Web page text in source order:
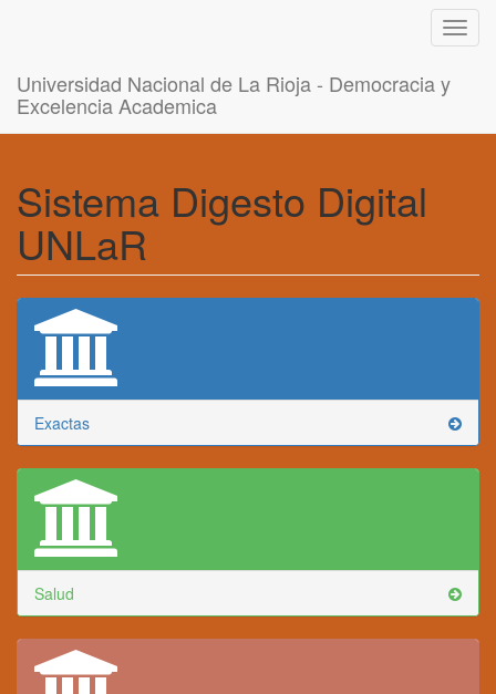
Universidad Nacional de La Rioja - Democracia y
Excelencia Academica
Sistema Digesto Digital
UNLaR
Exactas
Salud